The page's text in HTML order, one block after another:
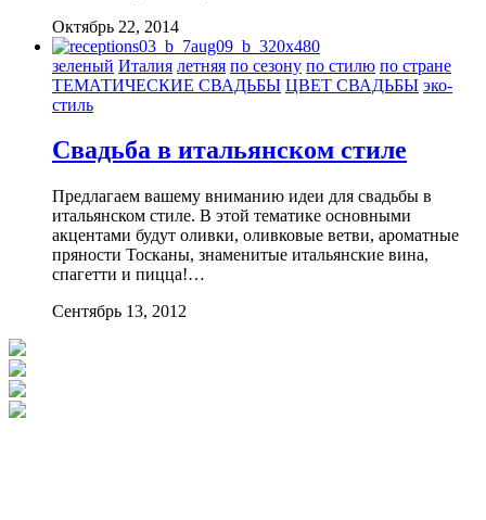
Октябрь 22, 2014
зеленый Италия летняя по сезону по стилю по стране
ТЕМАТИЧЕСКИЕ СВАДЬБЫ ЦВЕТ СВАДЬБЫ эко-
стиль
Свадьба в итальянском стиле
Предлагаем вашему вниманию идеи для свадьбы в
итальянском стиле. В этой тематике основными
акцентами будут оливки, оливковые ветви, ароматные
пряности Тосканы, знаменитые итальянские вина,
спагетти и пицца!…
Сентябрь 13, 2012